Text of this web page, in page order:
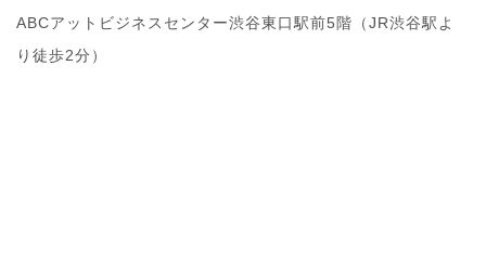
ABCアットビジネスセンター渋谷東口駅前5階（JR渋谷駅よ
り徒歩2分）